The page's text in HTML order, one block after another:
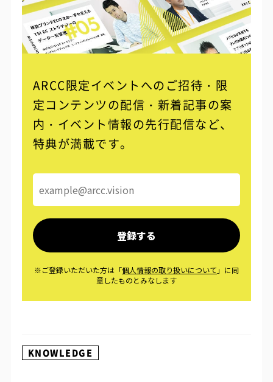
ARCC限定イベントへのご招待・限
定コンテンツの配信・ 新着記事の案
内・イベント情報の先行配信など、
特典が満載です。
KNOWLEDGE